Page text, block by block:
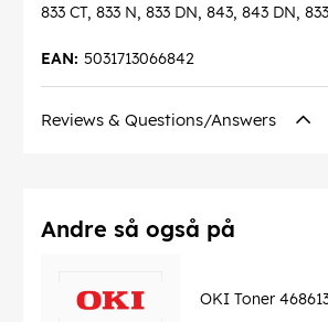
833 CT, 833 N, 833 DN, 843, 843 DN,
5031713066842
EAN:
Reviews & Questions/Answers
Andre så også på
OKI Toner